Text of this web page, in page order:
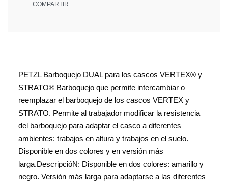
COMPARTIR
PETZL Barboquejo DUAL para los cascos VERTEX® y
STRATO® Barboquejo que permite intercambiar o
reemplazar el barboquejo de los cascos VERTEX y
STRATO. Permite al trabajador modificar la resistencia
del barboquejo para adaptar el casco a diferentes
ambientes: trabajos en altura y trabajos en el suelo.
Disponible en dos colores y en versión más
larga.DescripcióN: Disponible en dos colores: amarillo y
negro. Versión más larga para adaptarse a las diferentes